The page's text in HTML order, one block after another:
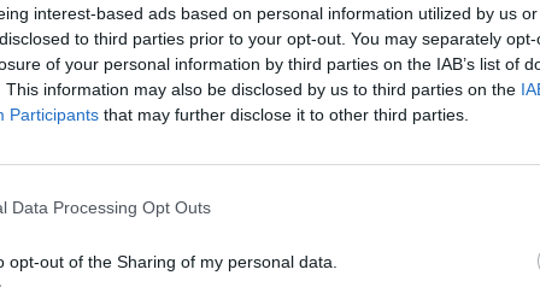
interest-based ads based on personal information utilized by us
to third parties prior to your opt-out. You may separately
of your personal information by third parties on the IAB’s list of
This information may also be disclosed by us to third parties on the
Participants that may further disclose it to other third parties.
Data Processing Opt Outs
opt-out of the Sharing of my personal data.
è oggetto di una campagna
Serviceplan, su mezzi
del Gruppo Il Sole 24 ORE, su
di Milano e sui circuiti digitali
Milano. HTSI sarà inoltre
HTSI alle principali